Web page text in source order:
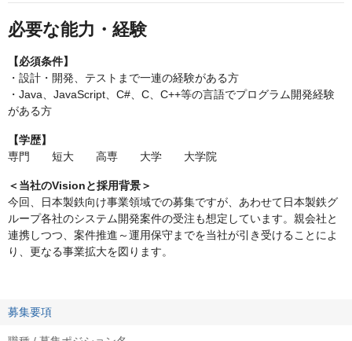
必要な能力・経験
【必須条件】
・設計・開発、テストまで一連の経験がある方
・Java、JavaScript、C#、C、C++等の言語でプログラム開発経験
がある方
【学歴】
専門 短大 高専 大学 大学院
＜当社のVisionと採用背景＞
今回、日本製鉄向け事業領域での募集ですが、あわせて日本製鉄グ
ループ各社のシステム開発案件の受注も想定しています。親会社と
連携しつつ、案件推進～運用保守までを当社が引き受けることによ
り、更なる事業拡大を図ります。
募集要項